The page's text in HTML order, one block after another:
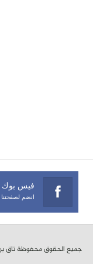
فيس بوك
انضم لصفحتنا
جميع الحقوق محفوظة تاق برس ©